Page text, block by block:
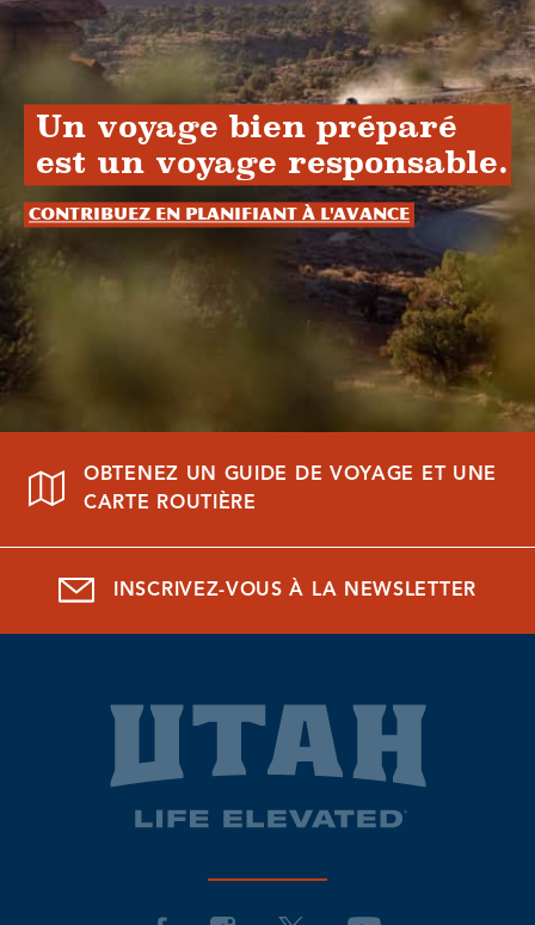
Un voyage bien préparé
est un voyage responsable.
Contribuez en planifiant à l'avance
OBTENEZ UN GUIDE DE VOYAGE ET UNE
CARTE ROUTIÈRE
INSCRIVEZ-VOUS À LA NEWSLETTER